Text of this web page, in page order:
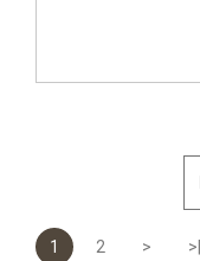
1 2 >
>|